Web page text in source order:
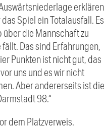
erklären
Spiel ein Totalausfall. Es
über die Mannschaft zu
Das sind Erfahrungen,
Punkten ist nicht gut, das
uns und es wir nicht
Aber andererseits ist die
98.“
dem Platzverweis.